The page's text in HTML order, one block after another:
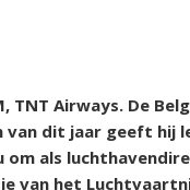
TNT Airways. De
van dit jaar geeft hij
om als
van het